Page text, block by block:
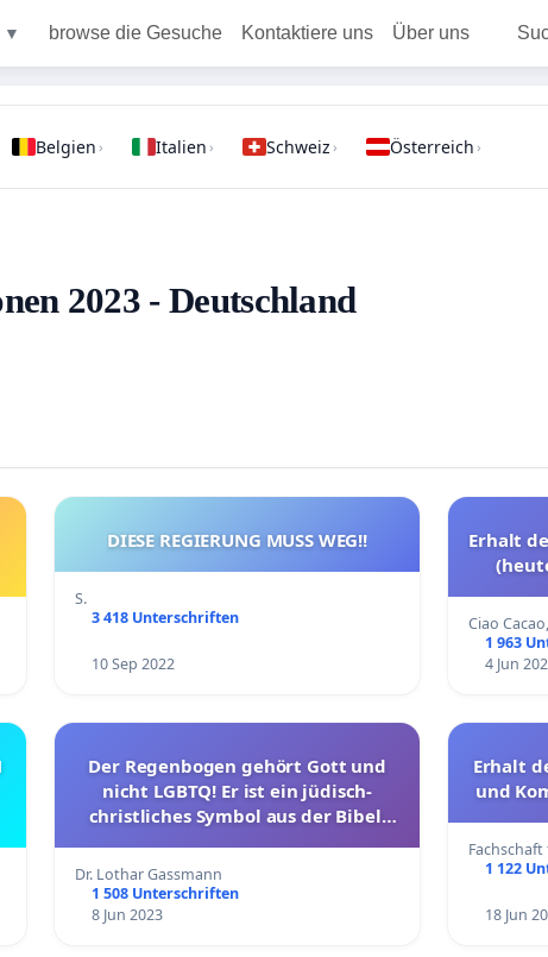
▼ browse die Gesuche Kontaktiere uns Über uns
Belgien › Italien › Schweiz › Österreich ›
2023 - Deutschland
DIESE REGIERUNG MUSS WEG!!
S.
3 418 Unterschriften
10 Sep 2022
Erhalt
Ciao
1 963
4 Jun
Der Regenbogen gehört Gott und
nicht LGBTQ! Er ist ein jüdisch-
christliches Symbol aus der Bibel.
politischen Zwecken muss aufhören!
Dr. Lothar Gassmann
1 508 Unterschriften
8 Jun 2023
Erhalt
und
1 122
18 Jun